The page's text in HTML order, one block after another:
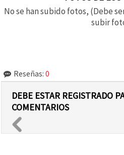
No se han subido fotos, (Debe
subir
Reseñas: 0
DEBE ESTAR REGISTRADO
COMENTARIOS